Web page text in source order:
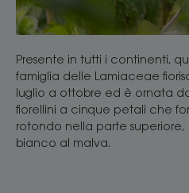
Presente in tutti i continenti,
famiglia delle Lamiaceae
luglio a ottobre ed è ornata
fiorellini a cinque petali che
rotondo nella parte
bianco al malva.